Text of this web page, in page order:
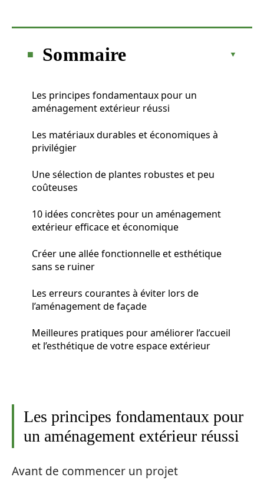
Sommaire
Les principes fondamentaux pour un
aménagement extérieur réussi
Les matériaux durables et économiques à
privilégier
Une sélection de plantes robustes et peu
coûteuses
10 idées concrètes pour un aménagement
extérieur efficace et économique
Créer une allée fonctionnelle et esthétique
sans se ruiner
Les erreurs courantes à éviter lors de
l’aménagement de façade
Meilleures pratiques pour améliorer l’accueil
et l’esthétique de votre espace extérieur
Les principes fondamentaux pour
un aménagement extérieur réussi
Avant de commencer un projet